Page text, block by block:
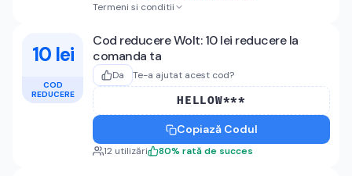
Termeni si conditii
10 lei
COD
REDUCERE
Cod reducere Wolt: 10 lei reducere la
comanda ta
Da Te-a ajutat acest cod?
HELLOW***
Copiază Codul
12 utilizări 80% rată de succes